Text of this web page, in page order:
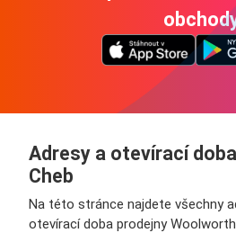
Adresy a otevírací
Cheb
Na této stránce najdete všechny
otevírací doba prodejny